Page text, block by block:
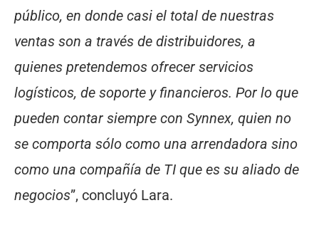
público, en donde casi el total de nuestras
ventas son a través de distribuidores, a
quienes pretendemos ofrecer servicios
logísticos, de soporte y financieros. Por lo que
pueden contar siempre con Synnex, quien no
se comporta sólo como una arrendadora sino
como una compañía de TI que es su aliado de
negocios”, concluyó Lara.